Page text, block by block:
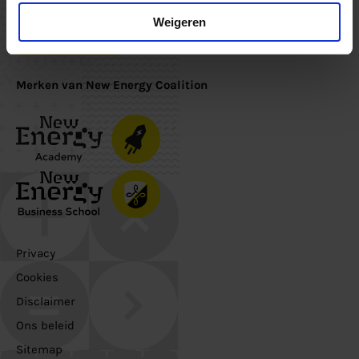
Weigeren
Schrijf je in voor de nieuwsbrief om op de hoogte te blijven
Inschrijven
Merken van New Energy Coalition
Privacy
Cookies
Disclaimer
Ons beleid
Sitemap